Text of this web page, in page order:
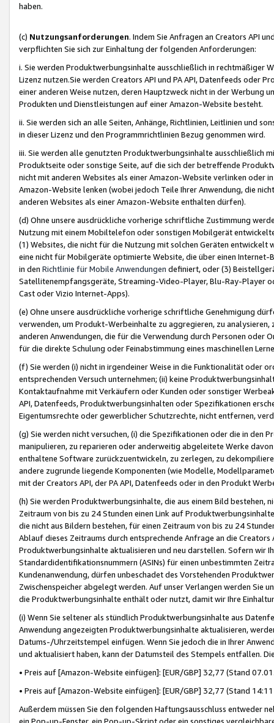
haben.
(c) Nutzungsanforderungen. Indem Sie Anfragen an Creators API
verpflichten Sie sich zur Einhaltung der folgenden Anforderungen:
i. Sie werden Produktwerbungsinhalte ausschließlich in rechtmäßiger
Lizenz nutzen.Sie werden Creators API und PA API, Datenfeeds oder
einer anderen Weise nutzen, deren Hauptzweck nicht in der Werbung
Produkten und Dienstleistungen auf einer Amazon-Website besteht.
ii. Sie werden sich an alle Seiten, Anhänge, Richtlinien, Leitlinien und
in dieser Lizenz und den Programmrichtlinien Bezug genommen wird.
iii. Sie werden alle genutzten Produktwerbungsinhalte ausschließlich
Produktseite oder sonstige Seite, auf die sich der betreffende
nicht mit anderen Websites als einer Amazon-Website verlinken oder
Amazon-Website lenken (wobei jedoch Teile Ihrer Anwendung, die
anderen Websites als einer Amazon-Website enthalten dürfen).
(d) Ohne unsere ausdrückliche vorherige schriftliche Zustimmung
Nutzung mit einem Mobiltelefon oder sonstigen Mobilgerät
(1) Websites, die nicht für die Nutzung mit solchen Geräten
eine nicht für Mobilgeräte optimierte Website, die über einen
in den Richtlinie für Mobile Anwendungen definiert, oder (3)
Satellitenempfangsgeräte, Streaming-Video-Player, Blu-Ray-Player
Cast oder Vizio Internet-Apps).
(e) Ohne unsere ausdrückliche vorherige schriftliche Genehmigung
verwenden, um Produkt-Werbeinhalte zu aggregieren, zu
anderen Anwendungen, die für die Verwendung durch Personen
für die direkte Schulung oder Feinabstimmung eines maschinellen
(f) Sie werden (i) nicht in irgendeiner Weise in die Funktionalität oder
entsprechenden Versuch unternehmen; (ii) keine
Kontaktaufnahme mit Verkäufern oder Kunden oder sonstiger
API, Datenfeeds, Produktwerbungsinhalten oder Spezifikationen
Eigentumsrechte oder gewerblicher Schutzrechte, nicht entfernen,
(g) Sie werden nicht versuchen, (i) die Spezifikationen oder die in
manipulieren, zu reparieren oder anderweitig abgeleitete Werke
enthaltene Software zurückzuentwickeln, zu zerlegen, zu
andere zugrunde liegende Komponenten (wie Modelle,
mit der Creators API, der PA API, Datenfeeds oder in den Produkt
(h) Sie werden Produktwerbungsinhalte, die aus einem Bild bestehen,
Zeitraum von bis zu 24 Stunden einen Link auf
die nicht aus Bildern bestehen, für einen Zeitraum von bis zu 24
Ablauf dieses Zeitraums durch entsprechende Anfrage an die
Produktwerbungsinhalte aktualisieren und neu darstellen. Sofern wir
Standardidentifikationsnummern (ASINs) für einen unbestimmten
Kundenanwendung, dürfen unbeschadet des Vorstehenden
Zwischenspeicher abgelegt werden. Auf unser Verlangen werden Sie
die Produktwerbungsinhalte enthält oder nutzt, damit wir Ihre
(i) Wenn Sie seltener als stündlich Produktwerbungsinhalte aus
Anwendung angezeigten Produktwerbungsinhalte aktualisieren,
Datums-/Uhrzeitstempel einfügen. Wenn Sie jedoch die in Ihrer
und aktualisiert haben, kann der Datumsteil des Stempels entfallen.
• Preis auf [Amazon-Website einfügen]: [EUR/GBP] 32,77 (Stand
• Preis auf [Amazon-Website einfügen]: [EUR/GBP] 32,77 (Stand
Außerdem müssen Sie den folgenden Haftungsausschluss entweder
ein Pop-up-Fenster, ein Pop-up-Skript oder ein sonstiges